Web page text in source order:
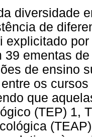
diversidade
de
explicitado
39 ementas
de ensino
os
que
(TEP) 1,